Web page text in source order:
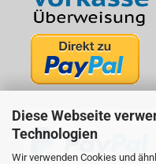
Diese Webseite
Technologien
Wir verwenden Cookies und